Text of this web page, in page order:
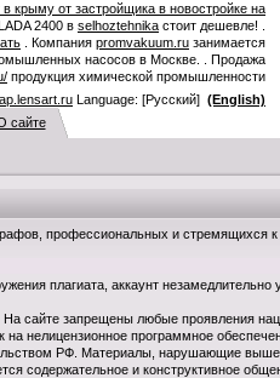
крыму от застройщика в новостройке на
2400 в selhoztehnika стоит дешевле! .
. Компания promvakuum.ru занимается
насосов в Москве. . Продажа
продукция химической промышленности
Language: [Русский] (English)
сайте
профессиональных и стремящихся
плагиата, аккаунт незамедлительно
сайте запрещены любые проявления
нелицензионное программное
РФ. Материалы, нарушающие
содержательное и конструктивное